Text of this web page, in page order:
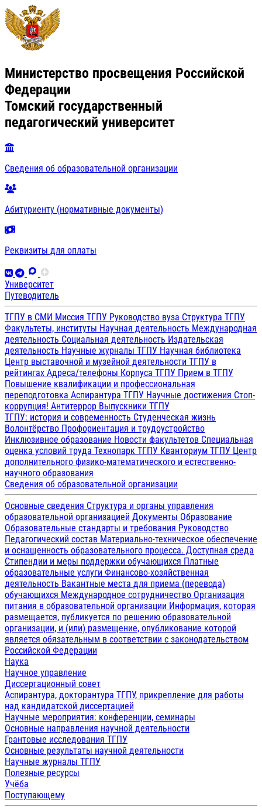
Министерство просвещения Российской
Федерации
Томский государственный
педагогический университет
Сведения об образовательной организации
Абитуриенту (нормативные документы)
Реквизиты для оплаты
Университет
Путеводитель
ТГПУ в СМИ Миссия ТГПУ Руководство вуза Структура ТГПУ
Факультеты, институты Научная деятельность Международная
деятельность Социальная деятельность Издательская
деятельность Научные журналы ТГПУ Научная библиотека
Центр выставочной и музейной деятельности ТГПУ в
рейтингах Адреса/телефоны Корпуса ТГПУ Прием в ТГПУ
Повышение квалификации и профессиональная
переподготовка Аспирантура ТГПУ Научные достижения Стоп-
коррупция! Антитеррор Выпускники ТГПУ
ТГПУ: история и современность Студенческая жизнь
Волонтёрство Профориентация и трудоустройство
Инклюзивное образование Новости факультетов Специальная
оценка условий труда Технопарк ТГПУ Кванториум ТГПУ Центр
дополнительного физико-математического и естественно-
научного образования
Сведения об образовательной организации
Основные сведения Структура и органы управления
образовательной организацией Документы Образование
Образовательные стандарты и требования Руководство
Педагогический состав Материально-техническое обеспечение
и оснащенность образовательного процесса. Доступная среда
Стипендии и меры поддержки обучающихся Платные
образовательные услуги Финансово-хозяйственная
деятельность Вакантные места для приема (перевода)
обучающихся Международное сотрудничество Организация
питания в образовательной организации Информация, которая
размещается, публикуется по решению образовательной
организации, и (или) размещение, опубликование которой
является обязательным в соответствии с законодательством
Российской Федерации
Наука
Научное управление
Диссертационный совет
Аспирантура, докторантура ТГПУ, прикрепление для работы
над кандидатской диссертацией
Научные мероприятия: конференции, семинары
Основные направления научной деятельности
Грантовые исследования ТГПУ
Основные результаты научной деятельности
Научные журналы ТГПУ
Полезные ресурсы
Учёба
Поступающему